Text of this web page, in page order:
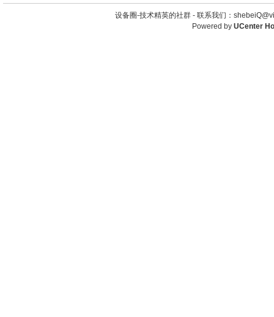
设备圈-技术精英的社群 - 联系我们：
Powered by UCenter